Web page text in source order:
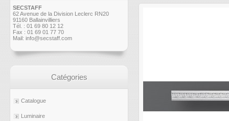
SECSTAFF
62 Avenue de la Division Leclerc RN20
91160 Ballainvilliers
Tél. : 01 69 80 12 12
Fax : 01 69 01 77 70
Mail: info@secstaff.com
Catégories
Catalogue
Luminaire